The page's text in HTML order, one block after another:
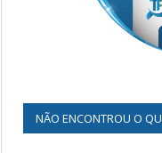
NÃO ENCONTROU O